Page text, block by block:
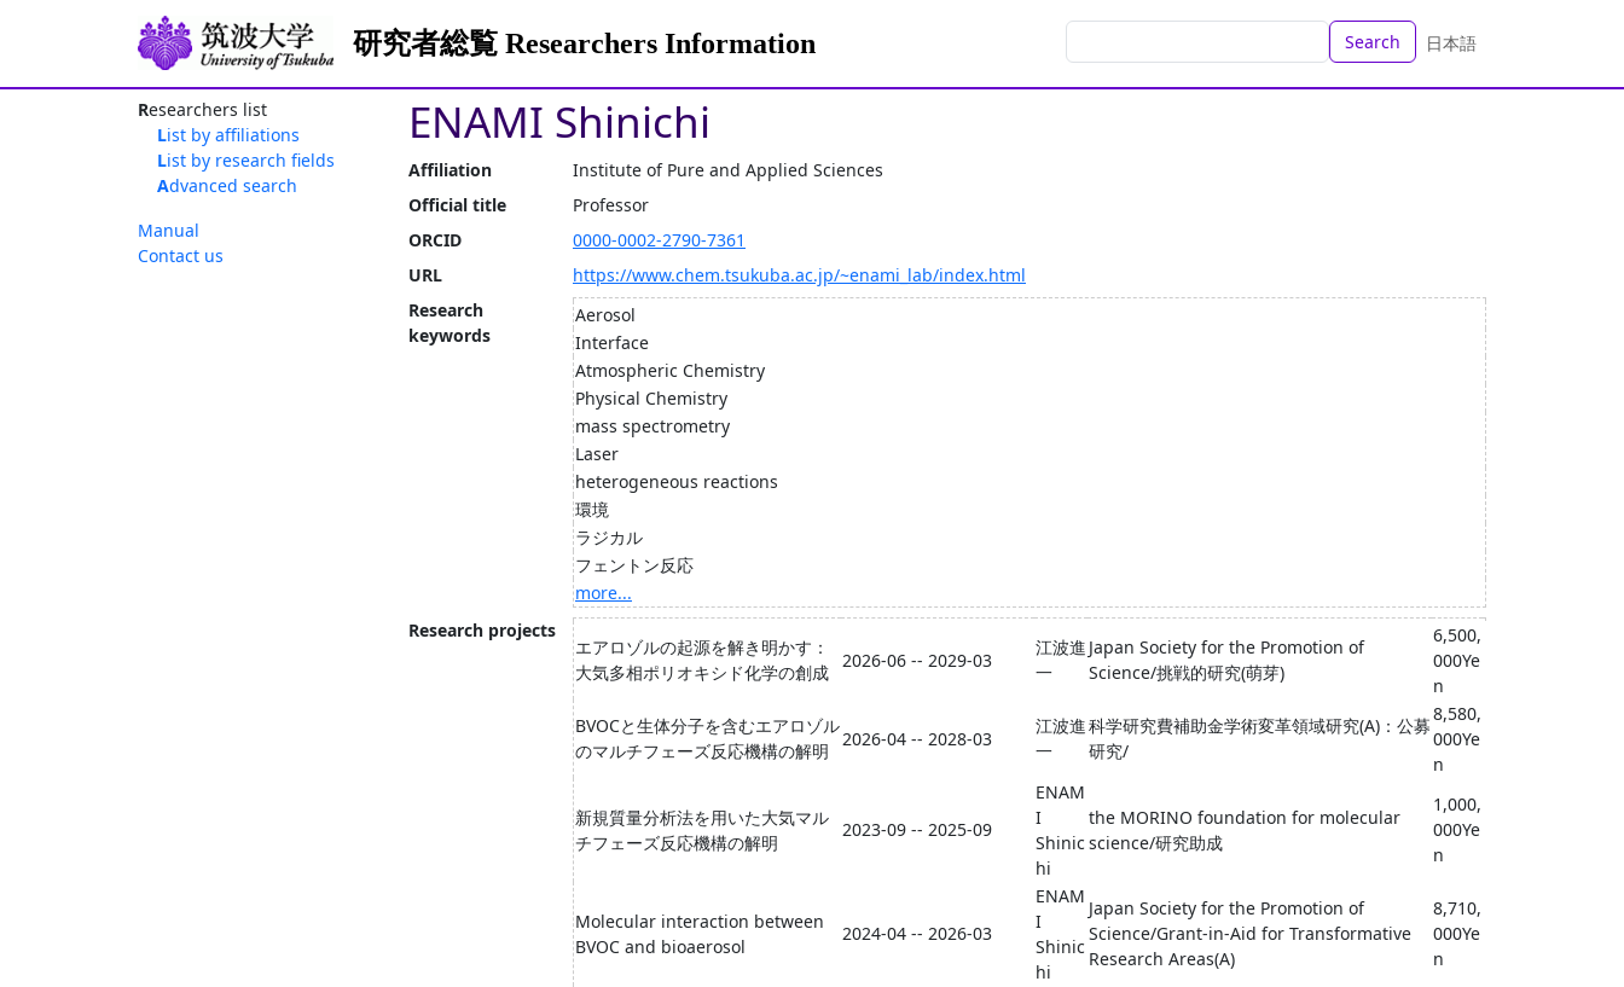
研究者総覧 Researchers Information Search 日本語
Researchers list
List by affiliations
List by research fields
Advanced search
Manual
Contact us
ENAMI Shinichi
Affiliation
Institute of Pure and Applied Sciences
Official title
Professor
ORCID
0000-0002-2790-7361
URL
https://www.chem.tsukuba.ac.jp/~enami_lab/index.html
Research
keywords
Aerosol
Interface
Atmospheric Chemistry
Physical Chemistry
mass spectrometry
Laser
heterogeneous reactions
環境
ラジカル
フェントン反応
more...
Research projects
エアロゾルの起源を解き明かす：
大気多相ポリオキシド化学の創成
2026-06 -- 2029-03
江波進
一
Japan Society for the Promotion of
Science/挑戦的研究(萌芽)
6,500,
000Ye
n
BVOCと生体分子を含むエアロゾル
のマルチフェーズ反応機構の解明
2026-04 -- 2028-03
江波進
一
科学研究費補助金学術変革領域研究(A)：公募
研究/
8,580,
000Ye
n
新規質量分析法を用いた大気マル
チフェーズ反応機構の解明
2023-09 -- 2025-09
ENAM
I
Shinic
hi
the MORINO foundation for molecular
science/研究助成
1,000,
000Ye
n
Molecular interaction between
BVOC and bioaerosol
2024-04 -- 2026-03
ENAM
I
Shinic
hi
Japan Society for the Promotion of
Science/Grant-in-Aid for Transformative
Research Areas(A)
8,710,
000Ye
n